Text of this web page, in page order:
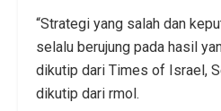
“Strategi yang salah dan
selalu berujung pada hasil
dikutip dari Times of Israel,
dikutip dari rmol.